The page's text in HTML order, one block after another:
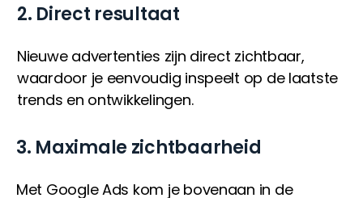
2. Direct resultaat
Nieuwe advertenties zijn direct zichtbaar,
waardoor je eenvoudig inspeelt op de laatste
trends en ontwikkelingen.
3. Maximale zichtbaarheid
Met Google Ads kom je bovenaan in de